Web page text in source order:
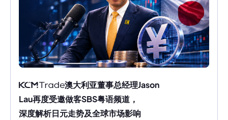
澳大利亚董事总经理Jason
Lau再度受邀做客SBS粤语频道，
深度解析日元走势及全球市场影响